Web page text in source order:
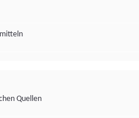
Quellen